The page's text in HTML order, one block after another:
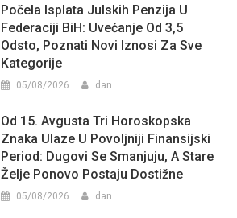
Počela Isplata Julskih Penzija U
Federaciji BiH: Uvećanje Od 3,5
Odsto, Poznati Novi Iznosi Za Sve
Kategorije
05/08/2026 dan
Od 15. Avgusta Tri Horoskopska
Znaka Ulaze U Povoljniji Finansijski
Period: Dugovi Se Smanjuju, A Stare
Želje Ponovo Postaju Dostižne
05/08/2026 dan